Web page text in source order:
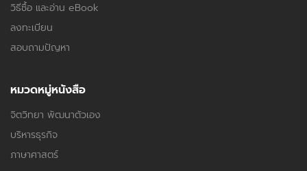
วิธีซื้อ และอ่าน eBook
ลงทะเบียน
สอบถามปัญหา
หมวดหมู่หนังสือ
จิตวิทยา พัฒนาตัวเอง
บริหารธุรกิจ
ภาษาศาสตร์